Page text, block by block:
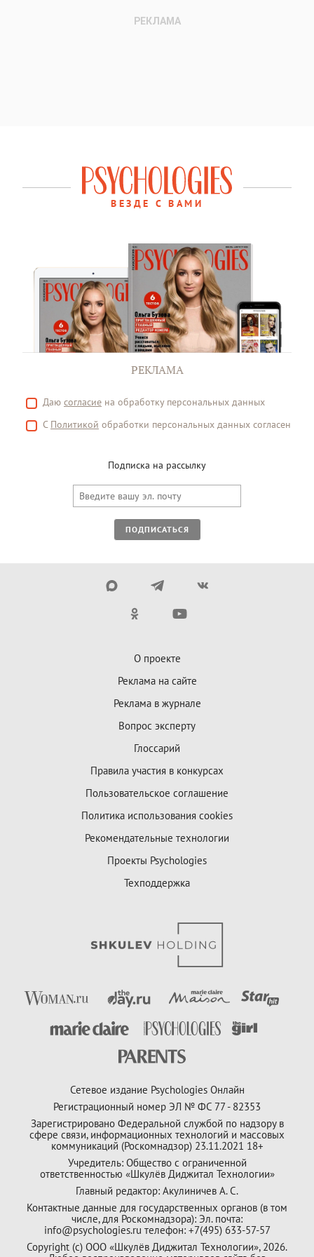
ВЕЗДЕ С ВАМИ
РЕКЛАМА
Даю согласие на обработку персональных данных
С Политикой обработки персональных данных согласен
Подписка на рассылку
ПОДПИСАТЬСЯ
О проекте
Реклама на сайте
Реклама в журнале
Вопрос эксперту
Глоссарий
Правила участия в конкурсах
Пользовательское соглашение
Политика использования cookies
Рекомендательные технологии
Проекты Psychologies
Техподдержка
Сетевое издание Psychologies Онлайн
Регистрационный номер ЭЛ № ФС 77 - 82353
Зарегистрировано Федеральной службой по надзору в
сфере связи, информационных технологий и массовых
коммуникаций (Роскомнадзор) 23.11.2021 18+
Учредитель: Общество с ограниченной
ответственностью «Шкулёв Диджитал Технологии»
Главный редактор: Акулиничев А. С.
Контактные данные для государственных органов (в том
числе, для Роскомнадзора): Эл. почта:
info@psychologies.ru телефон: +7(495) 633-57-57
Copyright (с) ООО «Шкулёв Диджитал Технологии», 2026.